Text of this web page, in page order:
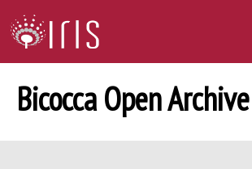
Bicocca Open Archive